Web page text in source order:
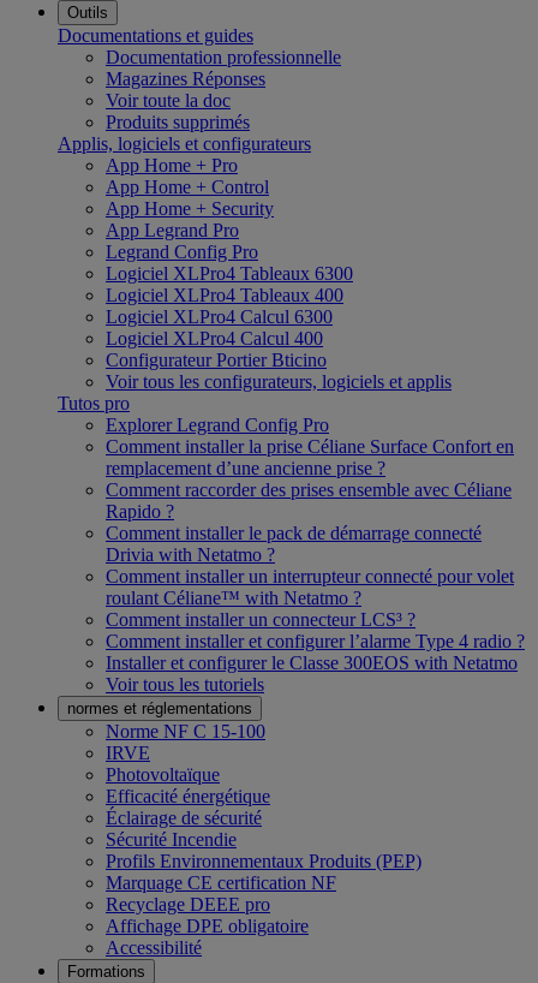
Outils
Documentations et guides
Documentation professionnelle
Magazines Réponses
Voir toute la doc
Produits supprimés
Applis, logiciels et configurateurs
App Home + Pro
App Home + Control
App Home + Security
App Legrand Pro
Legrand Config Pro
Logiciel XLPro4 Tableaux 6300
Logiciel XLPro4 Tableaux 400
Logiciel XLPro4 Calcul 6300
Logiciel XLPro4 Calcul 400
Configurateur Portier Bticino
Voir tous les configurateurs, logiciels et applis
Tutos pro
Explorer Legrand Config Pro
Comment installer la prise Céliane Surface Confort en
remplacement d’une ancienne prise ?
Comment raccorder des prises ensemble avec Céliane
Rapido ?
Comment installer le pack de démarrage connecté
Drivia with Netatmo ?
Comment installer un interrupteur connecté pour volet
roulant Céliane™ with Netatmo ?
Comment installer un connecteur LCS³ ?
Comment installer et configurer l’alarme Type 4 radio ?
Installer et configurer le Classe 300EOS with Netatmo
Voir tous les tutoriels
normes et réglementations
Norme NF C 15-100
IRVE
Photovoltaïque
Efficacité énergétique
Éclairage de sécurité
Sécurité Incendie
Profils Environnementaux Produits (PEP)
Marquage CE certification NF
Recyclage DEEE pro
Affichage DPE obligatoire
Accessibilité
Formations